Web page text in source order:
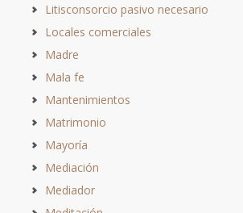
Litisconsorcio pasivo necesario
Locales comerciales
Madre
Mala fe
Mantenimientos
Matrimonio
Mayoría
Mediación
Mediador